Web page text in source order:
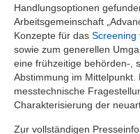
Handlungsoptionen
Arbeitsgemeinschaft
Konzepte für das Screening
sowie zum generellen
eine frühzeitige behörden-,
Abstimmung im
messtechnische
Charakterisierung der
Zur vollständigen